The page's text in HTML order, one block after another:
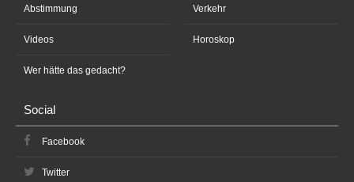
Abstimmung
Videos
Wer hätte das gedacht?
Verkehr
Horoskop
Social
Facebook
Twitter